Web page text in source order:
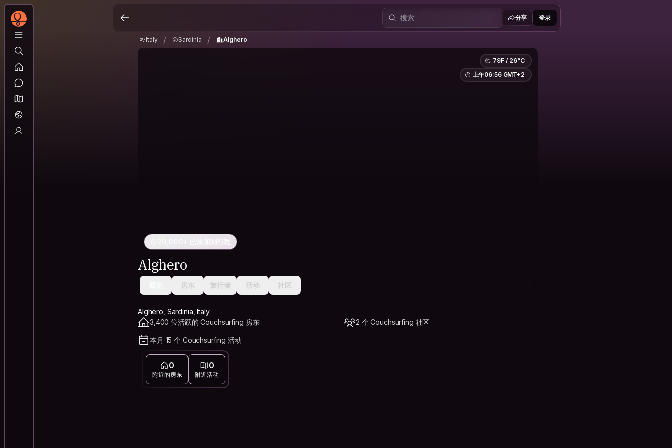
分享 登录
Italy / Sardinia / Alghero
79F / 26°C
上午06:56 GMT+2
20,000+ 已添加到行程
Alghero
房东 旅行者 活动 社区
Alghero, Sardinia, Italy
3,400 位活跃的 Couchsurfing 房东
2 个 Couchsurfing 社区
本月 15 个 Couchsurfing 活动
0
附近的房东
0
附近活动